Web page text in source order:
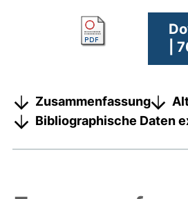
|
Zusammenfassung
Bibliographische Daten